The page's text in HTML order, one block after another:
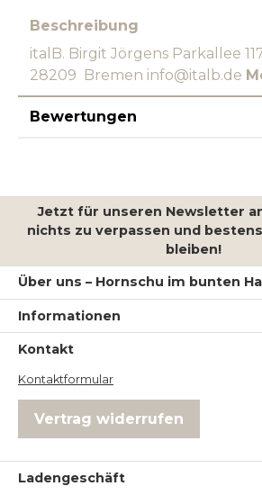
Beschreibung
italB. Birgit Jörgens Parkallee
28209 Bremen info@italb.de
Bewertungen
Jetzt für unseren Newsletter
nichts zu verpassen und
bleiben!
Über uns – Hornschu im bunten
Informationen
Kontakt
Kontaktformular
Vertrag widerrufen
Ladengeschäft